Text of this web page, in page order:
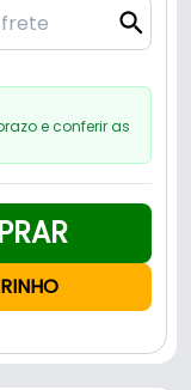
e conferir as